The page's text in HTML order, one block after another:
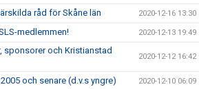
råd för Skåne län 2020-12-16 13:30
medlemmen! 2020-12-13 19:49
sponsorer och Kristianstad
2020-12-12 16:42
och senare (d.v.s yngre) 2020-12-10 06:09